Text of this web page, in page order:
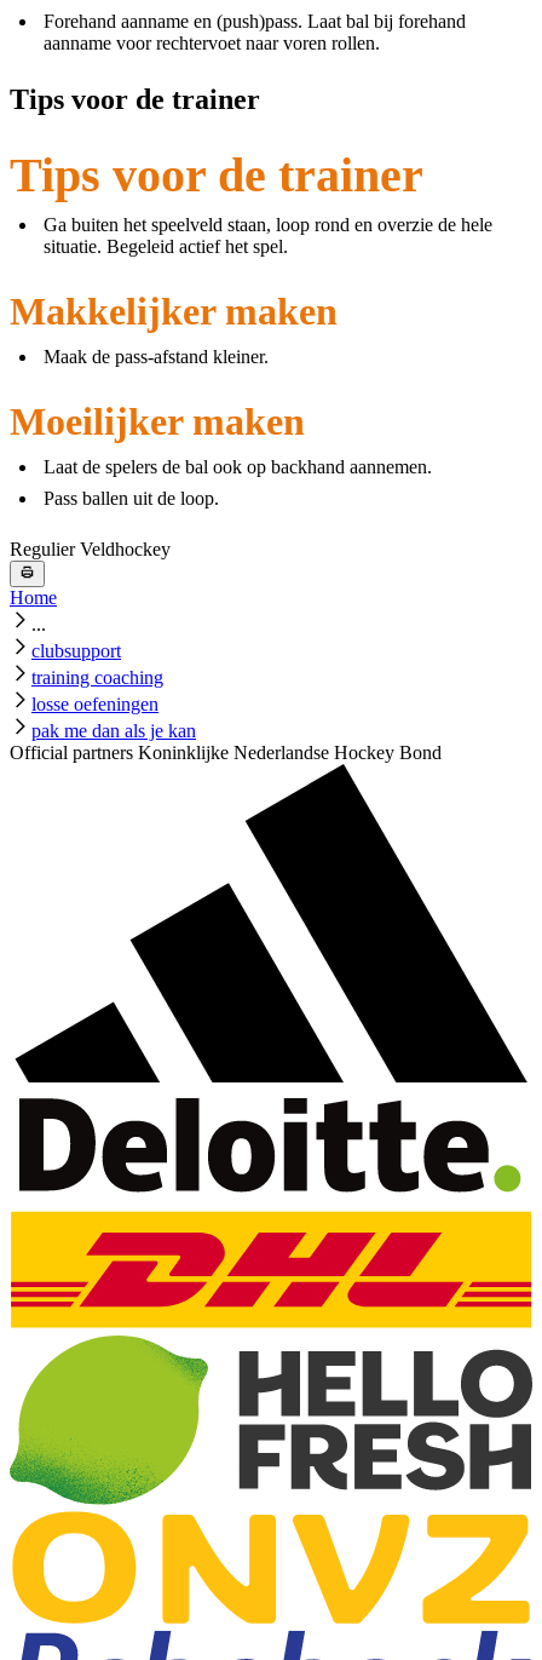
Forehand aanname en (push)pass. Laat bal bij forehand
aanname voor rechtervoet naar voren rollen.
Tips voor de trainer
Tips voor de trainer
Ga buiten het speelveld staan, loop rond en overzie de hele
situatie. Begeleid actief het spel.
Makkelijker maken
Maak de pass-afstand kleiner.
Moeilijker maken
Laat de spelers de bal ook op backhand aannemen.
Pass ballen uit de loop.
Regulier Veldhockey
Home
...
clubsupport
training coaching
losse oefeningen
pak me dan als je kan
Official partners Koninklijke Nederlandse Hockey Bond